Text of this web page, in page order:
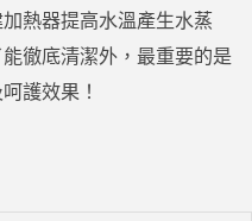
熱器提高水溫產生水蒸
徹底清潔外，最重要的是
護效果！